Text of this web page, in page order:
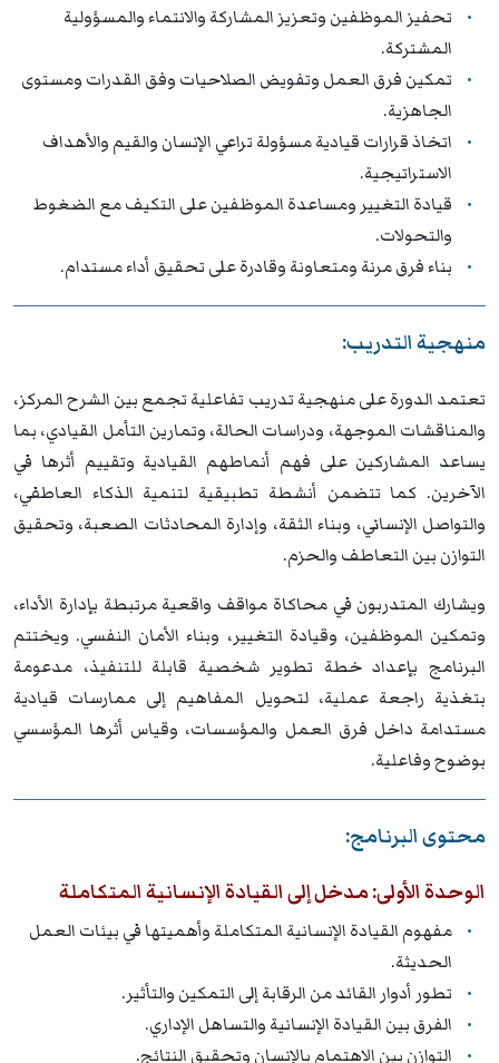
تحفيز الموظفين وتعزيز المشاركة والانتماء والمسؤولية
المشتركة.
تمكين فرق العمل وتفويض الصلاحيات وفق القدرات ومستوى
الجاهزية.
اتخاذ قرارات قيادية مسؤولة تراعي الإنسان والقيم والأهداف
الاستراتيجية.
قيادة التغيير ومساعدة الموظفين على التكيف مع الضغوط
والتحولات.
بناء فرق مرنة ومتعاونة وقادرة على تحقيق أداء مستدام.
منهجية التدريب:
تعتمد الدورة على منهجية تدريب تفاعلية تجمع بين الشرح المركز،
والمناقشات الموجهة، ودراسات الحالة، وتمارين التأمل القيادي، بما
يساعد المشاركين على فهم أنماطهم القيادية وتقييم أثرها في
الآخرين. كما تتضمن أنشطة تطبيقية لتنمية الذكاء العاطفي،
والتواصل الإنساني، وبناء الثقة، وإدارة المحادثات الصعبة، وتحقيق
التوازن بين التعاطف والحزم.
ويشارك المتدربون في محاكاة مواقف واقعية مرتبطة بإدارة الأداء،
وتمكين الموظفين، وقيادة التغيير، وبناء الأمان النفسي. ويختتم
البرنامج بإعداد خطة تطوير شخصية قابلة للتنفيذ، مدعومة
بتغذية راجعة عملية، لتحويل المفاهيم إلى ممارسات قيادية
مستدامة داخل فرق العمل والمؤسسات، وقياس أثرها المؤسسي
بوضوح وفاعلية.
محتوى البرنامج:
الوحدة الأولى: مدخل إلى القيادة الإنسانية المتكاملة
مفهوم القيادة الإنسانية المتكاملة وأهميتها في بيئات العمل
الحديثة.
تطور أدوار القائد من الرقابة إلى التمكين والتأثير.
الفرق بين القيادة الإنسانية والتساهل الإداري.
التوازن بين الاهتمام بالإنسان وتحقيق النتائج.